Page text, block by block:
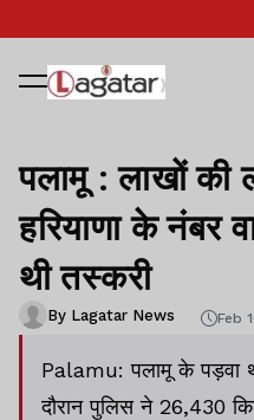
पलामू : लाखों की
हरियाणा के नंबर
थी तस्करी
By Lagatar News Feb
Palamu: पलामू के पड़वा
दौरान पुलिस ने 26,430